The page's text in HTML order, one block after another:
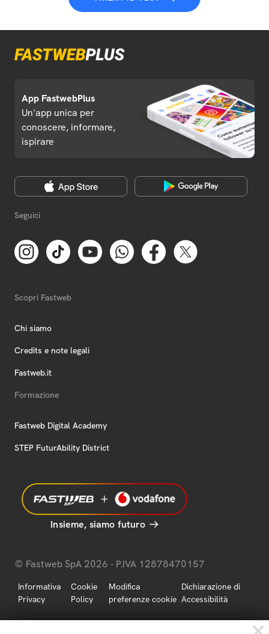
App FastwebPlus
Un'app unica per
conoscere, informare,
ispirare
Seguici
Scopri Fastweb
Chi siamo
Credits e note legali
Fastweb.it
Formazione
Fastweb Digital Academy
STEP FuturAbility District
Insieme, siamo futuro
© Fastweb SpA 2026 - P.IVA 12878470157
Informativa
Privacy
Cookie
Policy
Modifica
preferenze cookie
Dichiarazione di
Accessibilità